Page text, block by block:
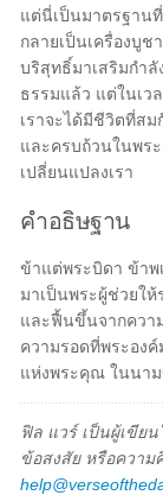
แต่นี่เป็นมาตรฐานที่
กลายเป็นเครื่องบู
บริสุทธิ์มาเสริมกำลั
ธรรมแล้ว แต่ในเว
เราจะได้มีชีวิตที่ส
และครบถ้วนในพร
เปลี่ยนแปลงเรา
คำอธิษฐาน
ข้าแต่พระบิดา ข้าพ
มาเป็นพระผู้ช่วยให้
และฟื้นขึ้นจากควา
ความรอดที่พระอง
แห่งพระคุณ ในนาม
ฟิล แวร์ เป็นผู้เขีย
ข้อสงสัย หรือควา